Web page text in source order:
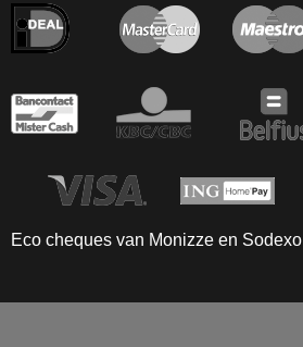
Eco cheques van Monizze en Sodexo